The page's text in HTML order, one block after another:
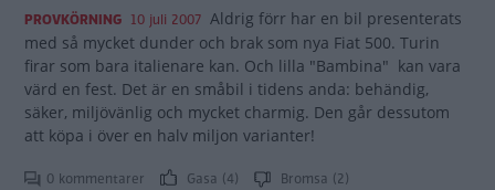
PROVKÖRNING 10 juli 2007 Aldrig förr har en bil presenterats
med så mycket dunder och brak som nya Fiat 500. Turin
firar som bara italienare kan. Och lilla "Bambina" kan vara
värd en fest. Det är en småbil i tidens anda: behändig,
säker, miljövänlig och mycket charmig. Den går dessutom
att köpa i över en halv miljon varianter!
0 kommentarer Gasa (4) Bromsa (2)